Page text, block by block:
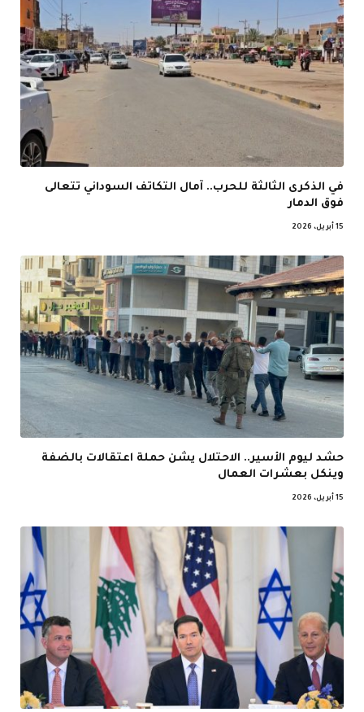
في الذكرى الثالثة للحرب.. آمال التكاتف السوداني تتعالى
فوق الدمار
15 أبريل، 2026
حشد ليوم الأسير.. الاحتلال يشن حملة اعتقالات بالضفة
وينكل بعشرات العمال
15 أبريل، 2026